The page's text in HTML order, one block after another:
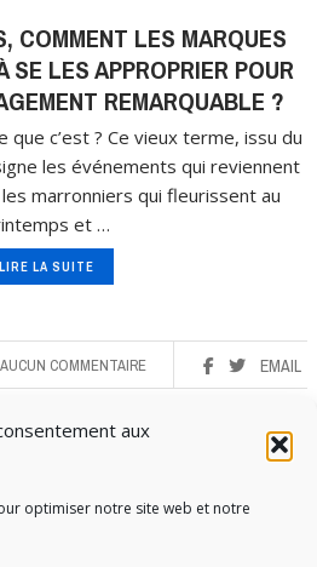
aux
optimiser notre site web et notre
COMMENT LES MARQUES
SE LES APPROPRIER POUR
REMARQUABLE ?
que c’est ? Ce vieux terme, issu du
les événements qui reviennent
marronniers qui fleurissent au
et …
LIRE LA SUITE
EMAIL
AUCUN COMMENTAIRE